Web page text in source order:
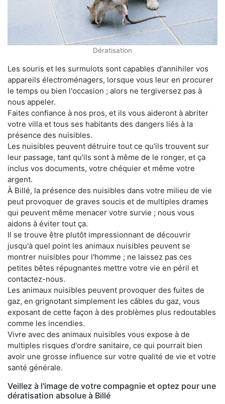
Dératisation
Les souris et les surmulots sont capables d'annihiler vos
appareils électroménagers, lorsque vous leur en procurer
le temps ou bien l'occasion ; alors ne tergiversez pas à
nous appeler.
Faites confiance à nos pros, et ils vous aideront à abriter
votre villa et tous ses habitants des dangers liés à la
présence des nuisibles.
Les nuisibles peuvent détruire tout ce qu'ils trouvent sur
leur passage, tant qu'ils sont à même de le ronger, et ça
inclus vos documents, votre chéquier et même votre
argent.
À Billé, la présence des nuisibles dans votre milieu de vie
peut provoquer de graves soucis et de multiples drames
qui peuvent même menacer votre survie ; nous vous
aidons à éviter tout ça.
Il se trouve être plutôt impressionnant de découvrir
jusqu'à quel point les animaux nuisibles peuvent se
montrer nuisibles pour l'homme ; ne laissez pas ces
petites bêtes répugnantes mettre votre vie en péril et
contactez-nous.
Les animaux nuisibles peuvent provoquer des fuites de
gaz, en grignotant simplement les câbles du gaz, vous
exposant de cette façon à des problèmes plus redoutables
comme les incendies.
Vivre avec des animaux nuisibles vous expose à de
multiples risques d'ordre sanitaire, ce qui pourrait bien
avoir une grosse influence sur votre qualité de vie et votre
santé générale.
Veillez à l'image de votre compagnie et optez pour une
dératisation absolue à Billé